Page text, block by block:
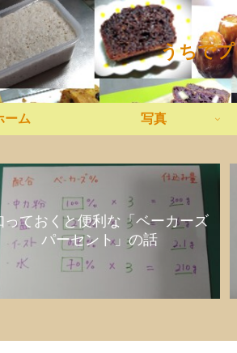
うちで
ーム 写真
っておくと便利な「ベーカーズ
パーセント」の話